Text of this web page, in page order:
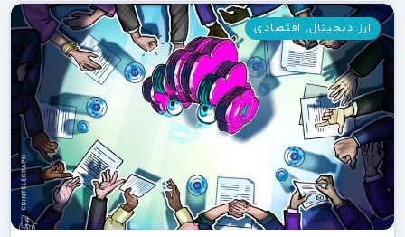
ارز دیجیتال, اقتصادی